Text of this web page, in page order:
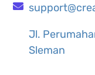
Jl.
Sleman